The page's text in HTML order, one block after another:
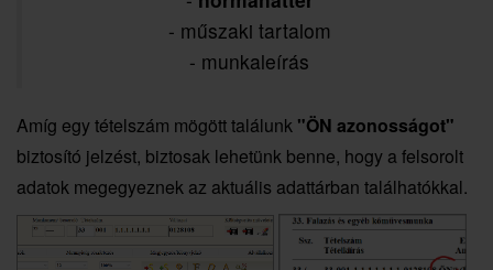
- műszaki tartalom
- munkaleírás
Amíg egy tételszám mögött találunk "ÖN azonosságot"
biztosító jelzést, biztosak lehetünk benne, hogy a felsorolt
adatok megegyeznek az aktuális adattárban találhatókkal.